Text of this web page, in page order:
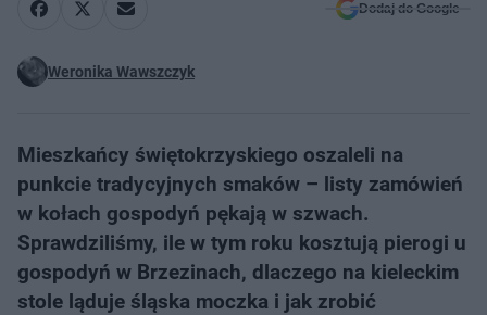
Dodaj do Google
Weronika Wawszczyk
Mieszkańcy świętokrzyskiego oszaleli na
punkcie tradycyjnych smaków – listy zamówień
w kołach gospodyń pękają w szwach.
Sprawdziliśmy, ile w tym roku kosztują pierogi u
gospodyń w Brzezinach, dlaczego na kieleckim
stole ląduje śląska moczka i jak zrobić